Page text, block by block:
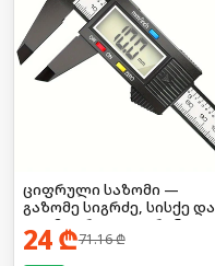
ციფრული საზომი —
გაზომე სიგრძე, სისქე და
დიამეტრი LCD ეკრანით!
24₾71.16₾